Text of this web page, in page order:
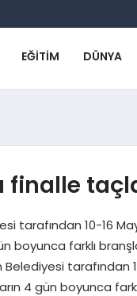
EĞITIM DÜNYA
finalle
tarafından 10-16
boyunca farklı
tarafından
4 gün boyunca